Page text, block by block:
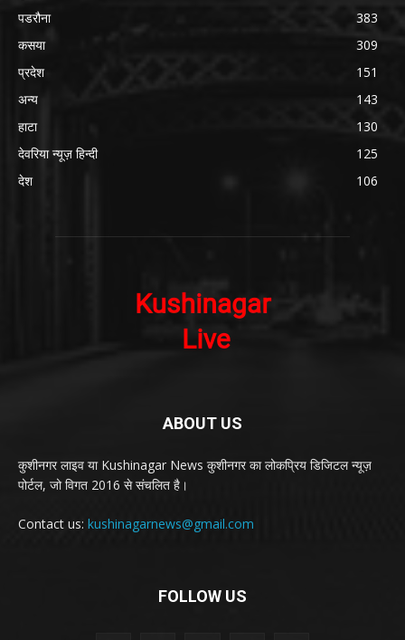
पडरौना
383
कसया
309
प्रदेश
151
अन्य
143
हाटा
130
देवरिया न्यूज़ हिन्दी
125
देश
106
ABOUT US
कुशीनगर लाइव या Kushinagar News कुशीनगर का लोकप्रिय डिजिटल न्यूज़
पोर्टल, जो विगत 2016 से संचलित है।
Contact us: kushinagarnews@gmail.com
FOLLOW US